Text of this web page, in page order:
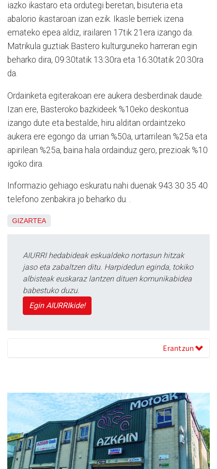
iazko ikastaro eta ordutegi beretan, bisuteria eta
abalorio ikastaroan izan ezik. Ikasle berriek izena
emateko epea aldiz, irailaren 17tik 21era izango da.
Matrikula guztiak Bastero kulturguneko harreran egin
beharko dira, 09:30tatik 13:30ra eta 16:30tatik 20:30ra
da.
Ordainketa egiterakoan ere aukera desberdinak daude.
Izan ere, Basteroko bazkideek %10eko deskontua
izango dute eta bestalde, hiru alditan ordaintzeko
aukera ere egongo da: urrian %50a, urtarrilean %25a eta
apirilean %25a, baina hala ordainduz gero, prezioak %10
igoko dira.
Informazio gehiago eskuratu nahi duenak 943 30 35 40
telefono zenbakira jo beharko du. .
GIZARTEA
AIURRI hedabideak eskualdeko nortasun hitzak
jaso eta zabaltzen ditu. Harpidedun eginda, tokiko
albisteak euskaraz lantzen dituen komunikabidea
babestuko duzu.
Egin AIURRIkide!
Erantzun